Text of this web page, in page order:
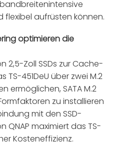
aufrüsten können.
optimieren die
2,5-Zoll SSDs zur Cache-
451DeU über zwei M.2
ermöglichen, SATA M.2
zu installieren
mit den SSD-
QNAP maximiert das TS-
Kosteneffizienz.